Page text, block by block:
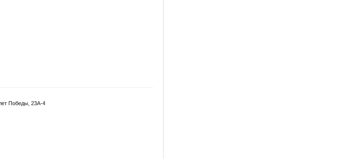
Победы, 23А-4